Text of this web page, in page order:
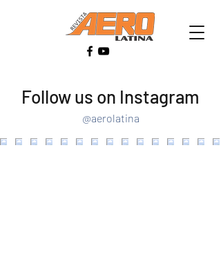
Follow us on Instagram
@aerolatina